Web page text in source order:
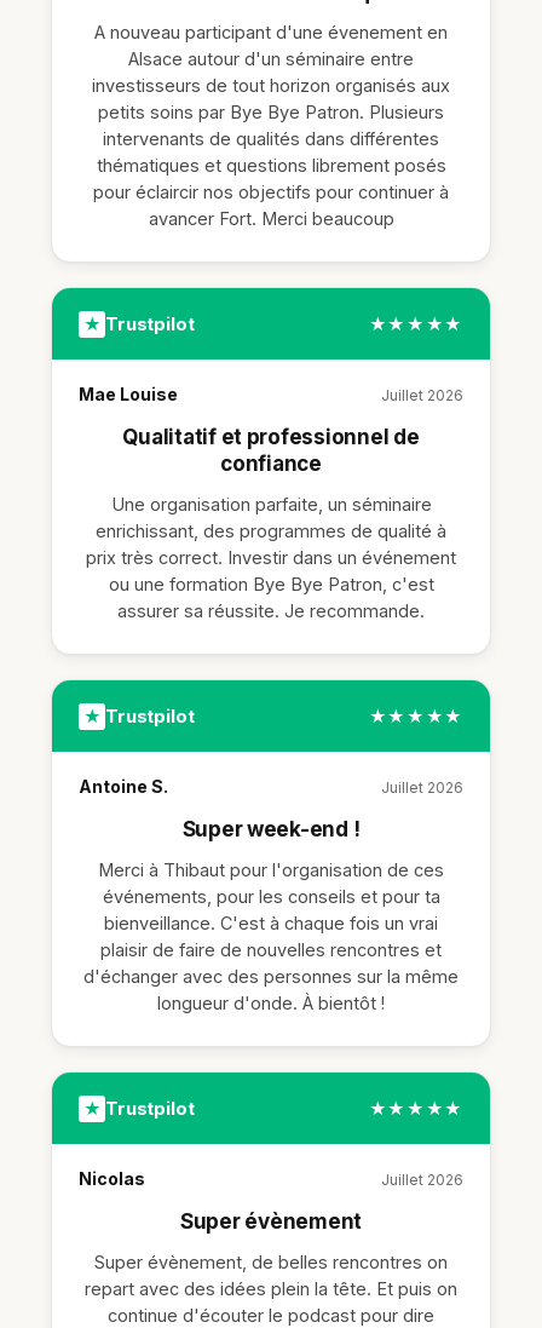
A nouveau participant d'une évenement en
Alsace autour d'un séminaire entre
investisseurs de tout horizon organisés aux
petits soins par Bye Bye Patron. Plusieurs
intervenants de qualités dans différentes
thématiques et questions librement posés
pour éclaircir nos objectifs pour continuer à
avancer Fort. Merci beaucoup
★ Trustpilot ★★★★★
Mae Louise Juillet 2026
Qualitatif et professionnel de
confiance
Une organisation parfaite, un séminaire
enrichissant, des programmes de qualité à
prix très correct. Investir dans un événement
ou une formation Bye Bye Patron, c'est
assurer sa réussite. Je recommande.
★ Trustpilot ★★★★★
Antoine S. Juillet 2026
Super week-end !
Merci à Thibaut pour l'organisation de ces
événements, pour les conseils et pour ta
bienveillance. C'est à chaque fois un vrai
plaisir de faire de nouvelles rencontres et
d'échanger avec des personnes sur la même
longueur d'onde. À bientôt !
★ Trustpilot ★★★★★
Nicolas Juillet 2026
Super évènement
Super évènement, de belles rencontres on
repart avec des idées plein la tête. Et puis on
continue d'écouter le podcast pour dire